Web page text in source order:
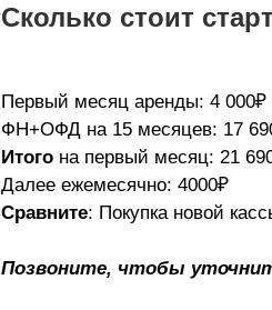
Сколько стоит
Первый месяц аренды: 4 000₽
ФН+ОФД на 15 месяцев: 17
Итого на первый месяц: 21
Далее ежемесячно: 4000₽
Сравните: Покупка новой
Позвоните, чтобы